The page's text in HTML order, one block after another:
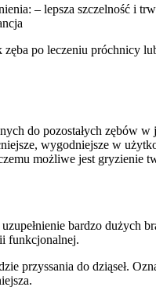
– lepsza szczelność i
zęba po leczeniu
do pozostałych zębów
wygodniejsze w
możliwe jest gryzienie
bardzo
funkcjonalnej.
przyssania do dziąseł.